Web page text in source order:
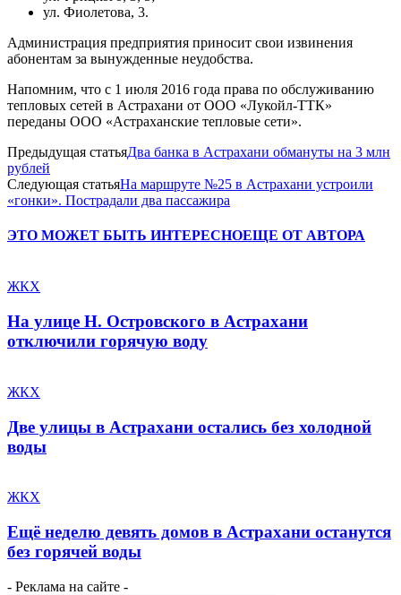
ул. Фиолетова, 3.
Администрация предприятия приносит свои извинения
абонентам за вынужденные неудобства.
Напомним, что с 1 июля 2016 года права по обслуживанию
тепловых сетей в Астрахани от ООО «Лукойл-ТТК»
переданы ООО «Астраханские тепловые сети».
Предыдущая статьяДва банка в Астрахани обмануты на 3 млн
рублей
Следующая статьяНа маршруте №25 в Астрахани устроили
«гонки». Пострадали два пассажира
ЭТО МОЖЕТ БЫТЬ ИНТЕРЕСНОЕЩЕ ОТ АВТОРА
ЖКХ
На улице Н. Островского в Астрахани
отключили горячую воду
ЖКХ
Две улицы в Астрахани остались без холодной
воды
ЖКХ
Ещё неделю девять домов в Астрахани останутся
без горячей воды
- Реклама на сайте -